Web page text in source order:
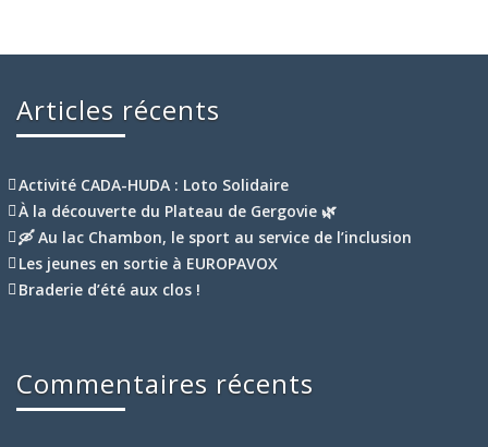
Articles récents
Activité CADA-HUDA : Loto Solidaire
À la découverte du Plateau de Gergovie 🌿
🛶 Au lac Chambon, le sport au service de l’inclusion
Les jeunes en sortie à EUROPAVOX
Braderie d’été aux clos !
Commentaires récents